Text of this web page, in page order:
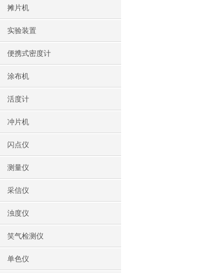
摊片机
实验装置
便携式密度计
涂布机
活度计
冲片机
闪点仪
测量仪
采信仪
浊度仪
笑气检测仪
单色仪